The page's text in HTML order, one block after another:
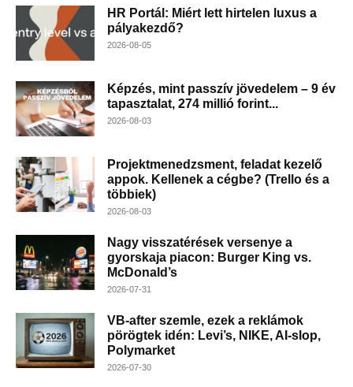
HR Portál: Miért lett hirtelen luxus a
pályakezdő?
2026-08-05
Képzés, mint passzív jövedelem – 9 év
tapasztalat, 274 millió forint...
2026-08-03
Projektmenedzsment, feladat kezelő
appok. Kellenek a cégbe? (Trello és a
többiek)
2026-08-03
Nagy visszatérések versenye a
gyorskaja piacon: Burger King vs.
McDonald’s
2026-07-31
VB-after szemle, ezek a reklámok
pörögtek idén: Levi’s, NIKE, AI-slop,
Polymarket
2026-07-30